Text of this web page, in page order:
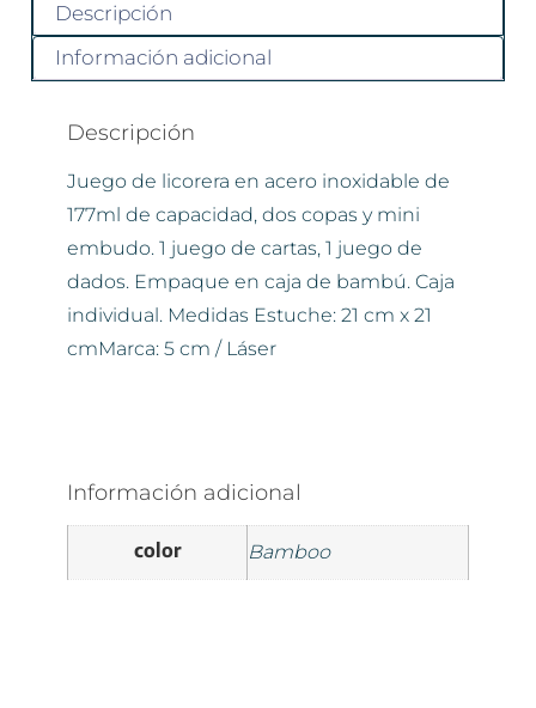
Descripción
Información adicional
Descripción
Juego de licorera en acero inoxidable de
177ml de capacidad, dos copas y mini
embudo. 1 juego de cartas, 1 juego de
dados. Empaque en caja de bambú. Caja
individual. Medidas Estuche: 21 cm x 21
cmMarca: 5 cm / Láser
Información adicional
color Bamboo